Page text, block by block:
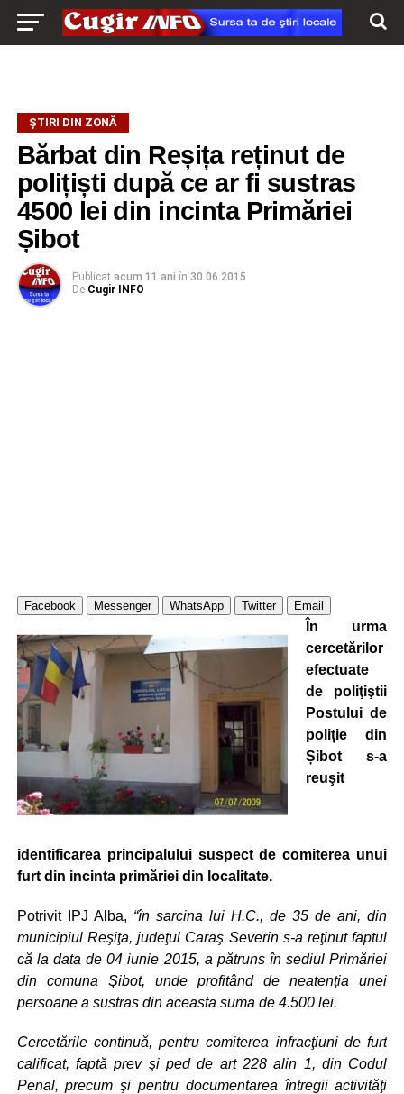
ŞTIRI DIN ZONĂ
Bărbat din Reșița reținut de
polițiști după ce ar fi sustras
4500 lei din incinta Primăriei
Șibot
Publicat acum 11 ani în 30.06.2015
De Cugir INFO
Facebook Messenger WhatsApp Twitter Email
În urma
cercetărilor
efectuate
de poliţiştii
Postului de
poliție din
Șibot s-a
reuşit
identificarea principalului suspect de comiterea unui
furt din incinta primăriei din localitate.
Potrivit IPJ Alba, “în sarcina lui H.C., de 35 de ani, din
municipiul Reşiţa, judeţul Caraş Severin s-a reţinut faptul
că la data de 04 iunie 2015, a pătruns în sediul Primăriei
din comuna Şibot, unde profitând de neatenţia unei
persoane a sustras din aceasta suma de 4.500 lei.
Cercetările continuă, pentru comiterea infracţiuni de furt
calificat, faptă prev şi ped de art 228 alin 1, din Codul
Penal, precum şi pentru documentarea întregii activităţi